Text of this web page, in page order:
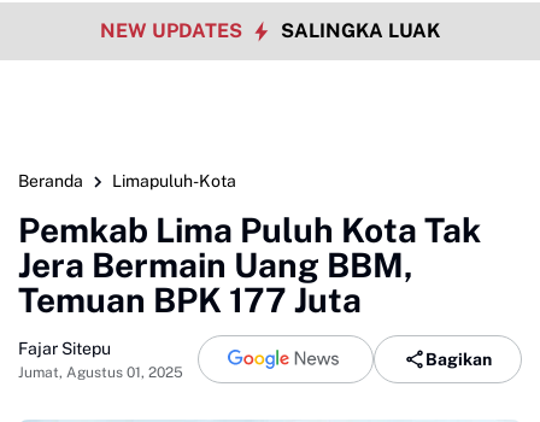
NEW UPDATES SALINGKA LUAK
Beranda Limapuluh-Kota
Pemkab Lima Puluh Kota Tak
Jera Bermain Uang BBM,
Temuan BPK 177 Juta
Fajar Sitepu
Jumat, Agustus 01, 2025
Bagikan